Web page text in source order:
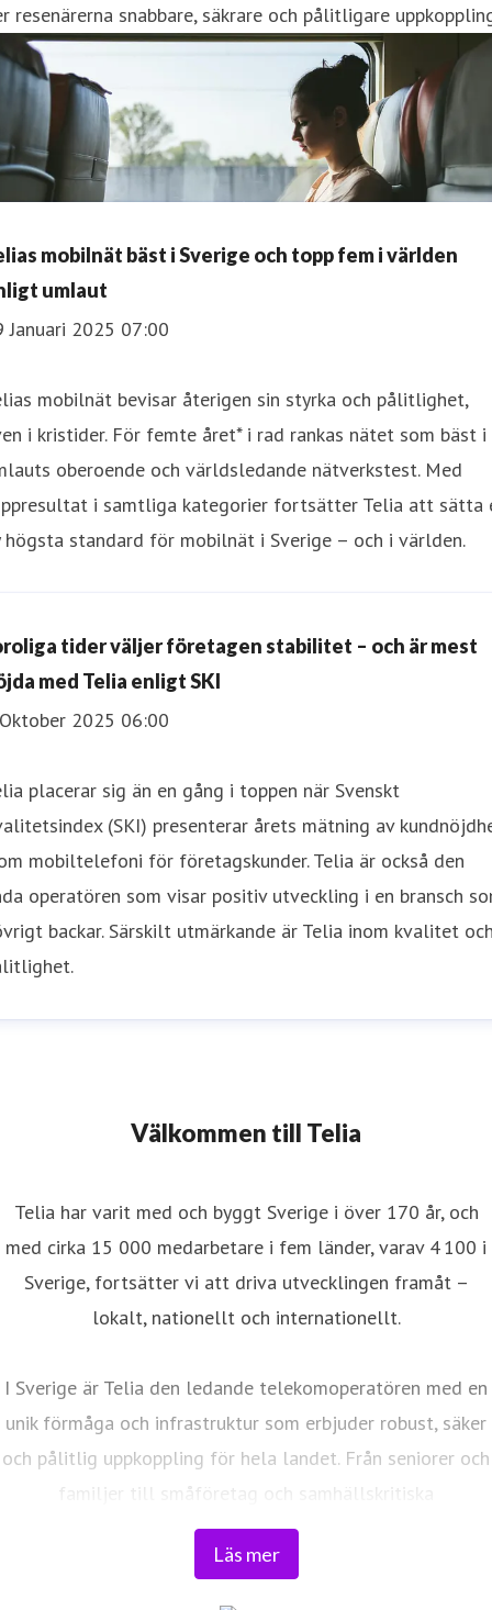
resenärerna snabbare, säkrare och pålitligare
mobilnät bäst i Sverige och topp fem i världen
umlaut
Januari 2025 07:00
mobilnät bevisar återigen sin styrka och pålitlighet,
i kristider. För femte året* i rad rankas nätet som bäst i
oberoende och världsledande nätverkstest. Med
i samtliga kategorier fortsätter Telia att sätta
högsta standard för mobilnät i Sverige – och i världen.
tider väljer företagen stabilitet – och är mest
med Telia enligt SKI
2025 06:00
placerar sig än en gång i toppen när Svenskt
(SKI) presenterar årets mätning av
mobiltelefoni för företagskunder. Telia är också den
operatören som visar positiv utveckling i en bransch
backar. Särskilt utmärkande är Telia inom kvalitet
Välkommen till Telia
Läs mer
Telia har varit med och byggt Sverige i över 170 år, och
med cirka 15 000 medarbetare i fem länder, varav 4 100 i
Sverige, fortsätter vi att driva utvecklingen framåt –
lokalt, nationellt och internationellt.
I Sverige är Telia den ledande telekomoperatören med en
unik förmåga och infrastruktur som erbjuder robust, säker
och pålitlig uppkoppling för hela landet. Från seniorer och
familjer till småföretag och samhällskritiska
verksamheter. Vi möjliggör digitaliseringens kraft i
vardagen och är en del av Sveriges totalförsvar. Med